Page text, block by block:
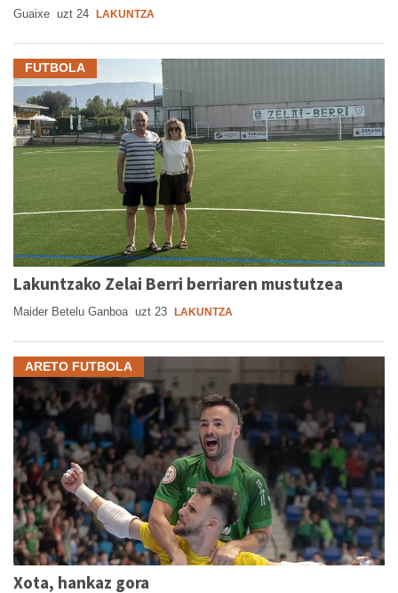
Guaixe uzt 24 LAKUNTZA
FUTBOLA
Lakuntzako Zelai Berri berriaren mustutzea
Maider Betelu Ganboa uzt 23 LAKUNTZA
ARETO FUTBOLA
Xota, hankaz gora